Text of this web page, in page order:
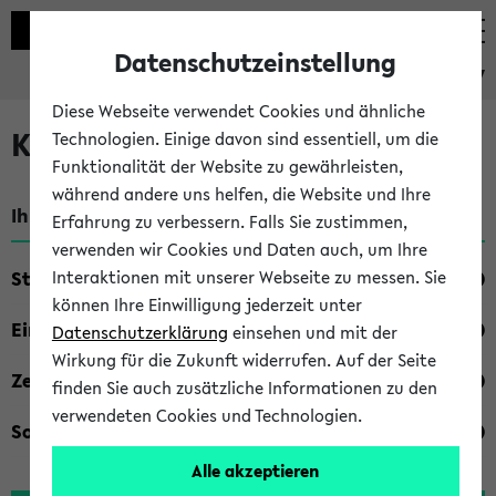
eKVV
Kombisuche im eKVV
Ihre Suchkriterien:
Studienfach
Einrichtung
Zeiten
Sonstiges
Datenschutzeinstellung
Diese Webseite verwendet Cookies und ähnliche
Technologien. Einige davon sind essentiell, um die
Funktionalität der Website zu gewährleisten,
während andere uns helfen, die Website und Ihre
Erfahrung zu verbessern. Falls Sie zustimmen,
verwenden wir Cookies und Daten auch, um Ihre
Interaktionen mit unserer Webseite zu messen. Sie
können Ihre Einwilligung jederzeit unter
Datenschutzerklärung einsehen und mit der
Wirkung für die Zukunft widerrufen. Auf der Seite
finden Sie auch zusätzliche Informationen zu den
verwendeten Cookies und Technologien.
Alle akzeptieren